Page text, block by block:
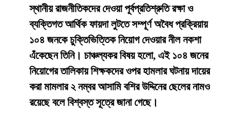
স্থানীয় রাজনীতিকদের দেওয়া পূর্বপ্রতিশ্রুতি রক্ষা ও
ব্যক্তিগত আর্থিক ফায়দা লুটতে সম্পূর্ণ অবৈধ প্রক্রিয়ায়
১০৪ জনকে চুক্তিভিত্তিক নিয়োগ দেওয়ার নীল নকশা
এঁকেছেন তিনি। চাঞ্চল্যকর বিষয় হলো, এই ১০৪ জনের
নিয়োগের তালিকায় শিক্ষকদের ওপর হামলার ঘটনায় দায়ের
করা মামলার ২ নম্বর আসামি বশির উদ্দিনের ছেলের নামও
রয়েছে বলে বিশ্বস্ত সূত্রে জানা গেছে।